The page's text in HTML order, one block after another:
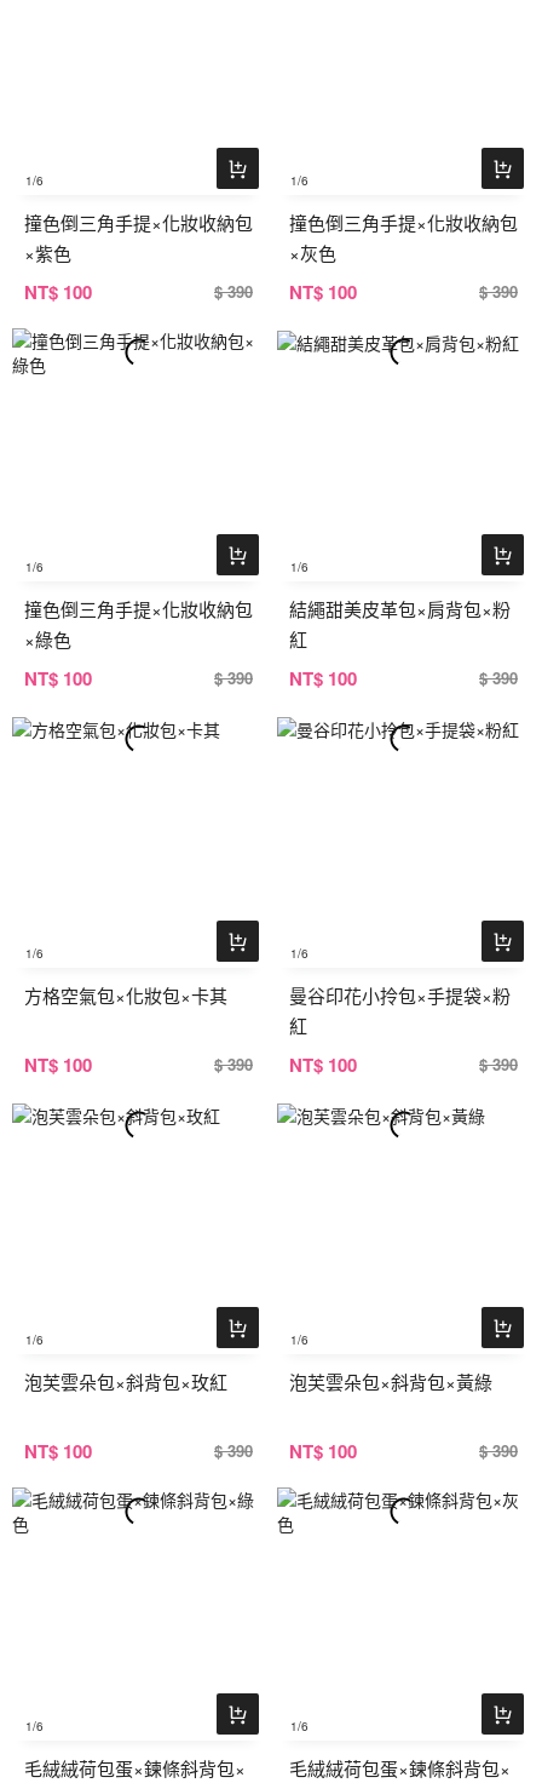
1/6
撞色倒三角手提×化妝收納包
×紫色
NT$ 100 $ 390
1/6
撞色倒三角手提×化妝收納包
×灰色
NT$ 100 $ 390
1/6
撞色倒三角手提×化妝收納包
×綠色
NT$ 100 $ 390
1/6
結繩甜美皮革包×肩背包×粉
紅
NT$ 100 $ 390
1/6
方格空氣包×化妝包×卡其
NT$ 100 $ 390
1/6
曼谷印花小拎包×手提袋×粉
紅
NT$ 100 $ 390
1/6
泡芙雲朵包×斜背包×玫紅
NT$ 100 $ 390
1/6
泡芙雲朵包×斜背包×黃綠
NT$ 100 $ 390
1/6
毛絨絨荷包蛋×鍊條斜背包×
1/6
毛絨絨荷包蛋×鍊條斜背包×